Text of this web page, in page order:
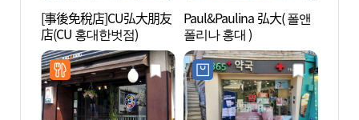
[事後免稅店]CU弘大朋友
店(CU 홍대한벗점)
Paul&Paulina 弘大( 폴앤
폴리나 홍대 )